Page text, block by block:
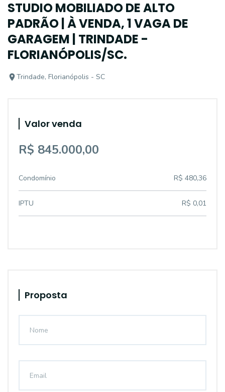
STUDIO MOBILIADO DE ALTO
PADRÃO | À VENDA, 1 VAGA DE
GARAGEM | TRINDADE -
FLORIANÓPOLIS/SC.
Trindade, Florianópolis - SC
Valor venda
R$ 845.000,00
Condomínio R$ 480,36
IPTU R$ 0,01
Proposta